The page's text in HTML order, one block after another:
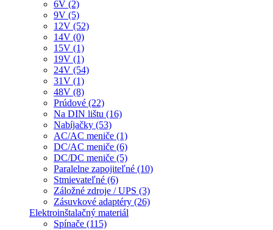
6V (2)
9V (5)
12V (52)
14V (0)
15V (1)
19V (1)
24V (54)
31V (1)
48V (8)
Prúdové (22)
Na DIN lištu (16)
Nabíjačky (53)
AC/AC meniče (1)
DC/AC meniče (6)
DC/DC meniče (5)
Paralelne zapojiteľné (10)
Stmievateľné (6)
Záložné zdroje / UPS (3)
Zásuvkové adaptéry (26)
Elektroinštalačný materiál
Spínače (115)